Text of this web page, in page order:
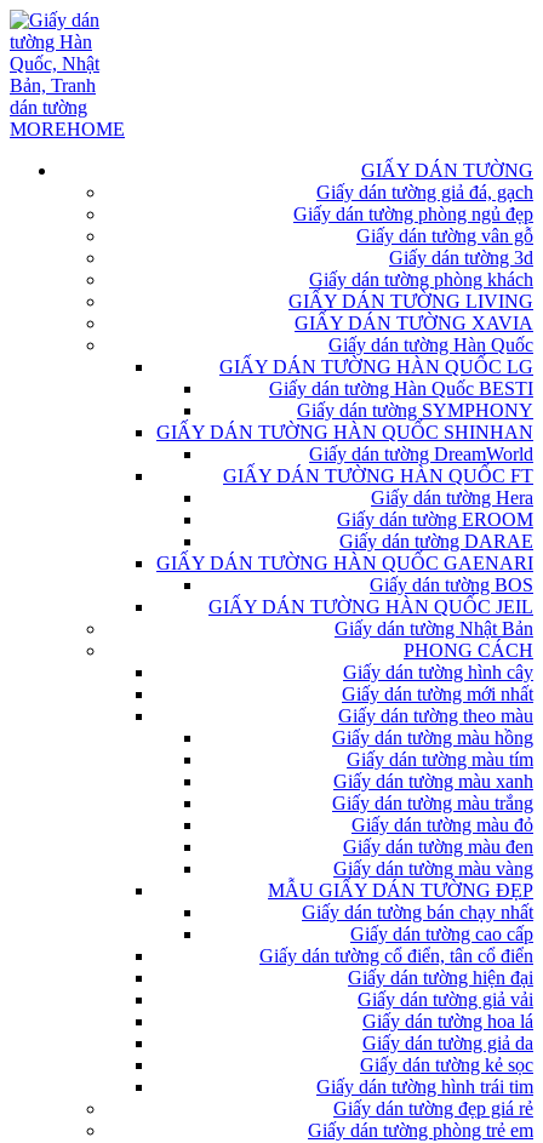
GIẤY DÁN TƯỜNG
Giấy dán tường giả đá, gạch
Giấy dán tường phòng ngủ đẹp
Giấy dán tường vân gỗ
Giấy dán tường 3d
Giấy dán tường phòng khách
GIẤY DÁN TƯỜNG LIVING
GIẤY DÁN TƯỜNG XAVIA
Giấy dán tường Hàn Quốc
GIẤY DÁN TƯỜNG HÀN QUỐC LG
Giấy dán tường Hàn Quốc BESTI
Giấy dán tường SYMPHONY
GIẤY DÁN TƯỜNG HÀN QUỐC SHINHAN
Giấy dán tường DreamWorld
GIẤY DÁN TƯỜNG HÀN QUỐC FT
Giấy dán tường Hera
Giấy dán tường EROOM
Giấy dán tường DARAE
GIẤY DÁN TƯỜNG HÀN QUỐC GAENARI
Giấy dán tường BOS
GIẤY DÁN TƯỜNG HÀN QUỐC JEIL
Giấy dán tường Nhật Bản
PHONG CÁCH
Giấy dán tường hình cây
Giấy dán tường mới nhất
Giấy dán tường theo màu
Giấy dán tường màu hồng
Giấy dán tường màu tím
Giấy dán tường màu xanh
Giấy dán tường màu trắng
Giấy dán tường màu đỏ
Giấy dán tường màu đen
Giấy dán tường màu vàng
MẪU GIẤY DÁN TƯỜNG ĐẸP
Giấy dán tường bán chạy nhất
Giấy dán tường cao cấp
Giấy dán tường cổ điển, tân cổ điển
Giấy dán tường hiện đại
Giấy dán tường giả vải
Giấy dán tường hoa lá
Giấy dán tường giả da
Giấy dán tường kẻ sọc
Giấy dán tường hình trái tim
Giấy dán tường đẹp giá rẻ
Giấy dán tường phòng trẻ em